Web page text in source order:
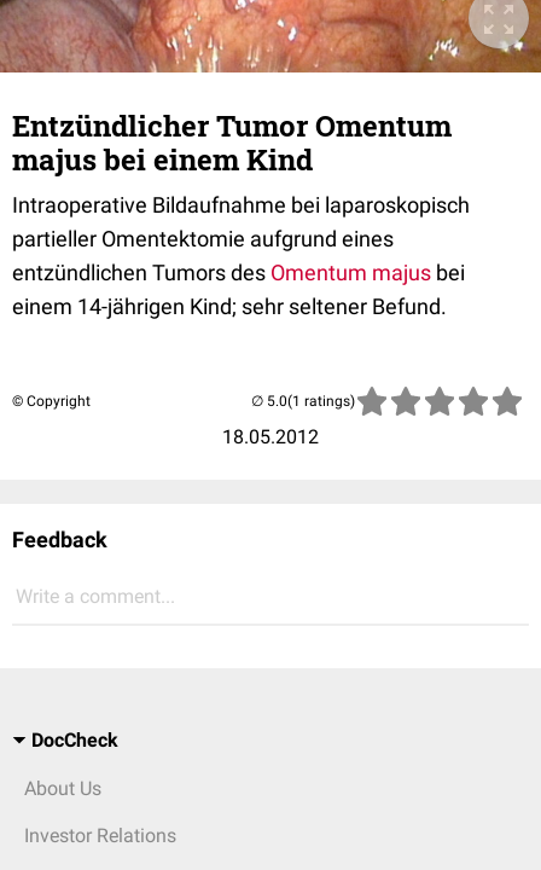
Entzündlicher Tumor Omentum
majus bei einem Kind
Intraoperative Bildaufnahme bei laparoskopisch
partieller Omentektomie aufgrund eines
entzündlichen Tumors des Omentum majus bei
einem 14-jährigen Kind; sehr seltener Befund.
© Copyright
18.05.2012
(1 ratings)
Feedback
Write a comment...
DocCheck
About Us
Investor Relations